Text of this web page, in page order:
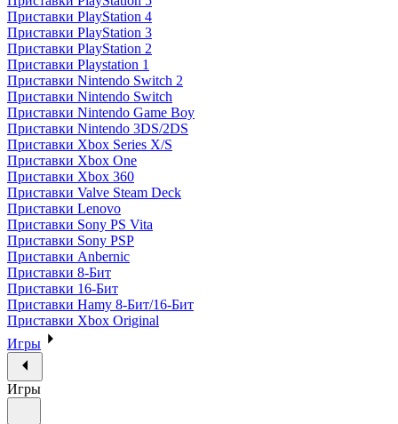
Приставки PlayStation 4
Приставки PlayStation 3
Приставки PlayStation 2
Приставки Playstation 1
Приставки Nintendo Switch 2
Приставки Nintendo Switch
Приставки Nintendo Game Boy
Приставки Nintendo 3DS/2DS
Приставки Xbox Series X/S
Приставки Xbox One
Приставки Xbox 360
Приставки Valve Steam Deck
Приставки Lenovo
Приставки Sony PS Vita
Приставки Sony PSP
Приставки Anbernic
Приставки 8-Бит
Приставки 16-Бит
Приставки Hamy 8-Бит/16-Бит
Приставки Xbox Original
Игры
Игры